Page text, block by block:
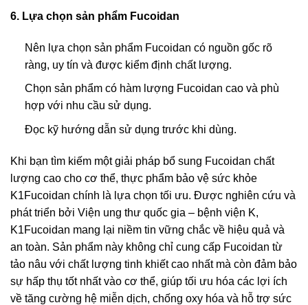
6. Lựa chọn sản phẩm Fucoidan
Nên lựa chọn sản phẩm Fucoidan có nguồn gốc rõ
ràng, uy tín và được kiểm định chất lượng.
Chọn sản phẩm có hàm lượng Fucoidan cao và phù
hợp với nhu cầu sử dụng.
Đọc kỹ hướng dẫn sử dụng trước khi dùng.
Khi bạn tìm kiếm một giải pháp bổ sung Fucoidan chất
lượng cao cho cơ thể, thực phẩm bảo vệ sức khỏe
K1Fucoidan chính là lựa chọn tối ưu. Được nghiên cứu và
phát triển bởi Viện ung thư quốc gia – bệnh viện K,
K1Fucoidan mang lại niềm tin vững chắc về hiệu quả và
an toàn. Sản phẩm này không chỉ cung cấp Fucoidan từ
tảo nâu với chất lượng tinh khiết cao nhất mà còn đảm bảo
sự hấp thụ tốt nhất vào cơ thể, giúp tối ưu hóa các lợi ích
về tăng cường hệ miễn dịch, chống oxy hóa và hỗ trợ sức